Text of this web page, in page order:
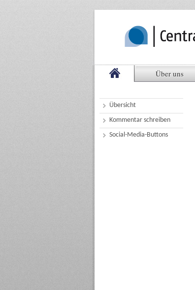
Über uns
Übersicht
Kommentar schreiben
Social-Media-Buttons